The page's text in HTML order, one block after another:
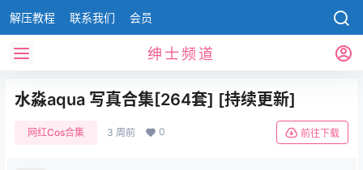
解压教程 联系我们 会员
绅士频道
水淼aqua 写真合集[264套] [持续更新]
网红Cos合集 3 周前 0 前往下载